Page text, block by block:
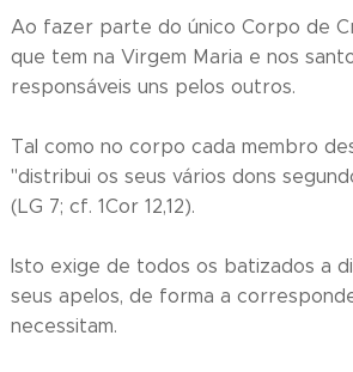
Ao fazer parte do único Corpo de
que tem na Virgem Maria e nos
responsáveis uns pelos outros.
Tal como no corpo cada membro
"distribui os seus vários dons
(LG 7; cf. 1Cor 12,12).
Isto exige de todos os batizados a
seus apelos, de forma a
necessitam.